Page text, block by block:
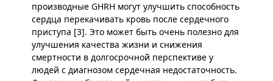
производные GHRH могут улучшить способность
сердца перекачивать кровь после сердечного
приступа [3]. Это может быть очень полезно для
улучшения качества жизни и снижения
смертности в долгосрочной перспективе у
людей с диагнозом сердечная недостаточность.